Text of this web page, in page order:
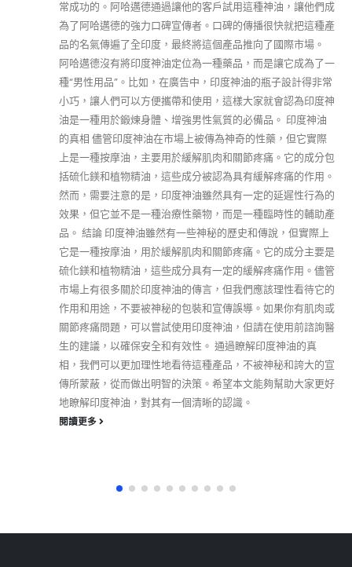
常成功的。阿哈邁德通過讓他的客戶試用這種神油，讓他們成
為了阿哈邁德的強力口碑宣傳者。口碑的傳播很快就把這種產
品的名氣傳遍了全印度，最終將這個產品推向了國際市場。
阿哈邁德沒有將印度神油定位為一種藥品，而是讓它成為了一
種“男性用品”。比如，在廣告中，印度神油的瓶子設計得非常
小巧，讓人們可以方便攜帶和使用，這樣大家就會認為印度神
油是一種用於鍛煉身體、增強男性氣質的必備品。 印度神油
的真相 儘管印度神油在市場上被傳為神奇的性藥，但它實際
上是一種按摩油，主要用於緩解肌肉和關節疼痛。它的成分包
括硫化鎂和植物精油，這些成分被認為具有緩解疼痛的作用。
然而，需要注意的是，印度神油雖然具有一定的延遲性行為的
效果，但它並不是一種治療性藥物，而是一種臨時性的輔助產
品。 結論 印度神油雖然有一些神秘的歷史和傳說，但實際上
它是一種按摩油，用於緩解肌肉和關節疼痛。它的成分主要是
硫化鎂和植物精油，這些成分具有一定的緩解疼痛作用。儘管
市場上有很多關於印度神油的傳言，但我們應該理性看待它的
作用和用途，不要被神秘的包裝和宣傳誤導。如果你有肌肉或
關節疼痛問題，可以嘗試使用印度神油，但請在使用前諮詢醫
生的建議，以確保安全和有效性。 通過瞭解印度神油的真
相，我們可以更加理性地看待這種產品，不被神秘和誇大的宣
傳所蒙蔽，從而做出明智的決策。希望本文能夠幫助大家更好
地瞭解印度神油，對其有一個清晰的認識。
閱讀更多